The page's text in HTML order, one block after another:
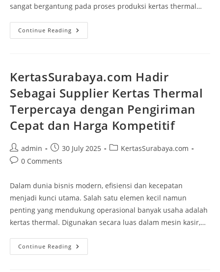
sangat bergantung pada proses produksi kertas thermal…
Continue Reading
KertasSurabaya.com Hadir
Sebagai Supplier Kertas Thermal
Terpercaya dengan Pengiriman
Cepat dan Harga Kompetitif
admin 30 July 2025
KertasSurabaya.com
0 Comments
Dalam dunia bisnis modern, efisiensi dan kecepatan
menjadi kunci utama. Salah satu elemen kecil namun
penting yang mendukung operasional banyak usaha adalah
kertas thermal. Digunakan secara luas dalam mesin kasir,…
Continue Reading